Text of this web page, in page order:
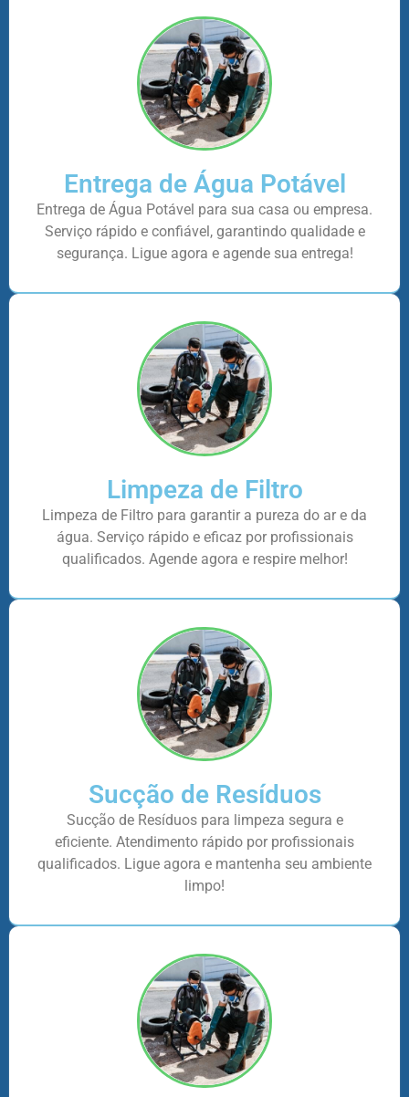
Entrega de Água Potável
Entrega de Água Potável para sua casa ou empresa.
Serviço rápido e confiável, garantindo qualidade e
segurança. Ligue agora e agende sua entrega!
Limpeza de Filtro
Limpeza de Filtro para garantir a pureza do ar e da
água. Serviço rápido e eficaz por profissionais
qualificados. Agende agora e respire melhor!
Sucção de Resíduos
Sucção de Resíduos para limpeza segura e
eficiente. Atendimento rápido por profissionais
qualificados. Ligue agora e mantenha seu ambiente
limpo!